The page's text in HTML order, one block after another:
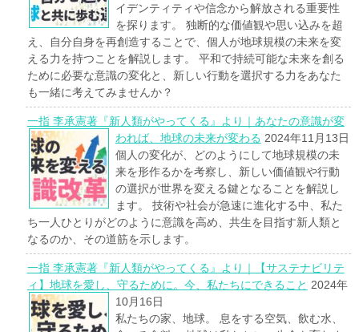
イデンティティや信念から解放される重要性
を探ります。 独断的な価値観や思い込みを超
え、自分自身を再創造することで、個人が地球規模の未来を変
える力を持つことを解説します。 平和で持続可能な未来を創る
ために必要な意識の変化と、新しい行動を選択する力をあなた
も一緒に考えてみませんか？
一指 李承憲著『新人類がやってくる』より｜あなたの意識が変
われば、地球の未来が変わる 2024年11月13日
個人の変化が、どのようにして地球規模の未
来を形作るかを考察し、新しい価値観や行動
の選択が世界を変える鍵となることを解説し
ます。 技術や社会が急速に進化する中、私た
ち一人ひとりがどのように意識を高め、共生を目指す新人類と
なるのか、その道筋を示します。
一指 李承憲著『新人類がやってくる』より｜【サステナビリテ
ィ】地球を愛し、守るために。今、私たちにできること 2024年
10月16日
私たちの家、地球。 息をする空気、飲む水、